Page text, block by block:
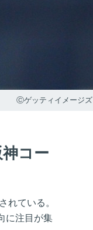
Ⓒゲッティイメージズ
コー
れている。
に注目が集